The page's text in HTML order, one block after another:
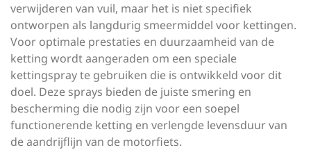
verwijderen van vuil, maar het is niet specifiek
ontworpen als langdurig smeermiddel voor kettingen.
Voor optimale prestaties en duurzaamheid van de
ketting wordt aangeraden om een speciale
kettingspray te gebruiken die is ontwikkeld voor dit
doel. Deze sprays bieden de juiste smering en
bescherming die nodig zijn voor een soepel
functionerende ketting en verlengde levensduur van
de aandrijflijn van de motorfiets.